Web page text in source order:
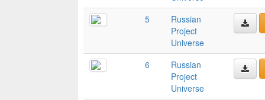
5
Russian
Project
Universe
6
Russian
Project
Universe